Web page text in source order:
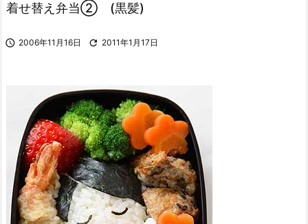
着せ替え弁当② (黒髪)
 2006年11月16日  2011年1月17日